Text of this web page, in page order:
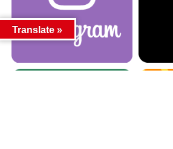
Translate »